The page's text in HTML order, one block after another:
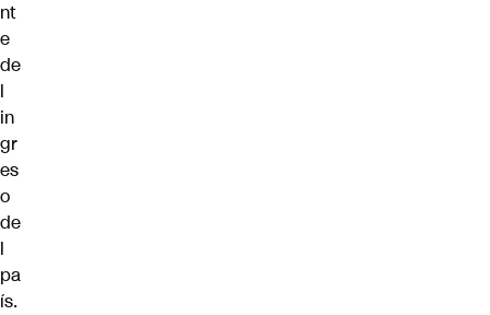
nt
e
de
l
in
gr
es
o
de
l
pa
ís.